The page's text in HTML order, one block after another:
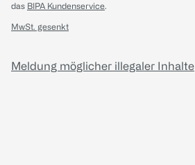
das BIPA Kundenservice.
MwSt. gesenkt
Meldung möglicher illegaler Inhalte